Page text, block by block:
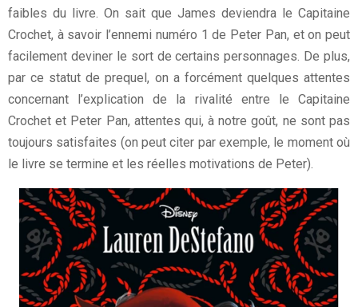
faibles du livre. On sait que James deviendra le Capitaine
Crochet, à savoir l’ennemi numéro 1 de Peter Pan, et on peut
facilement deviner le sort de certains personnages. De plus,
par ce statut de prequel, on a forcément quelques attentes
concernant l’explication de la rivalité entre le Capitaine
Crochet et Peter Pan, attentes qui, à notre goût, ne sont pas
toujours satisfaites (on peut citer par exemple, le moment où
le livre se termine et les réelles motivations de Peter).